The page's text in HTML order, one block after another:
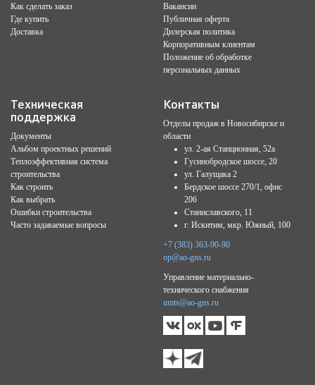
Как сделать заказ
Где купить
Доставка
Вакансии
Публичная оферта
Дилерская политика
Корпоративным клиентам
Положение об обработке
персональных данных
Техническая
поддержка
Документы
Альбом проектных решений
Теплоэффективная система
строительства
Как строить
Как выбрать
Ошибки строительства
Часто задаваемые вопросы
Контакты
Отделы продаж в Новосибирске и
области
ул. 2-ая Станционная, 52а
Гусинобродское шоссе, 20
ул. Галущака 2
Бердское шоссе 270/1, офис
206
Станиславского, 11
г. Искитим, мкр. Южный, 100
+7 (383) 363-90-90
op@ao-gns.ru
Управление материально-
технического снабжения
umts@ao-gns.ru